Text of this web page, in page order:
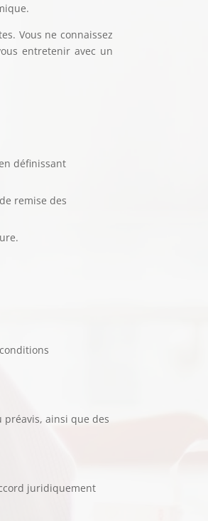
Vous ne connaissez
entretenir avec un
définissant
remise des
ainsi que des
juridiquement